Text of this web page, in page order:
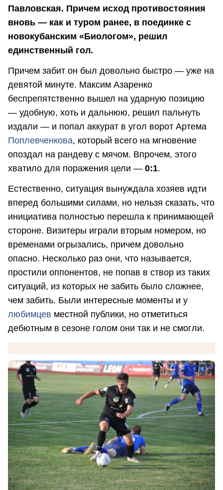
Павловская. Причем исход противостояния
вновь — как и туром ранее, в поединке с
новокубанским «Биологом», решил
единственный гол.
Причем забит он был довольно быстро — уже на
девятой минуте. Максим Азаренко
беспрепятственно вышел на ударную позицию
— удобную, хоть и дальнюю, решил пальнуть
издали — и попал аккурат в угол ворот Артема
Поплевченкова, который всего на мгновение
опоздал на рандеву с мячом. Впрочем, этого
хватило для поражения цели — 0:1.
Естественно, ситуация вынуждала хозяев идти
вперед большими силами, но нельзя сказать, что
инициатива полностью перешла к принимающей
стороне. Визитеры играли вторым номером, но
временами огрызались, причем довольно
опасно. Несколько раз они, что называется,
простили оппонентов, не попав в створ из таких
ситуаций, из которых не забить было сложнее,
чем забить. Были интересные моменты и у
любимцев местной публики, но отметиться
дебютным в сезоне голом они так и не смогли.